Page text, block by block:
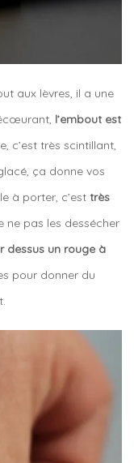
aux lèvres, il a une
l’embout est
c’est très scintillant,
ça donne vos
à porter, c’est très
ne pas les dessécher
dessus un rouge à
pour donner du